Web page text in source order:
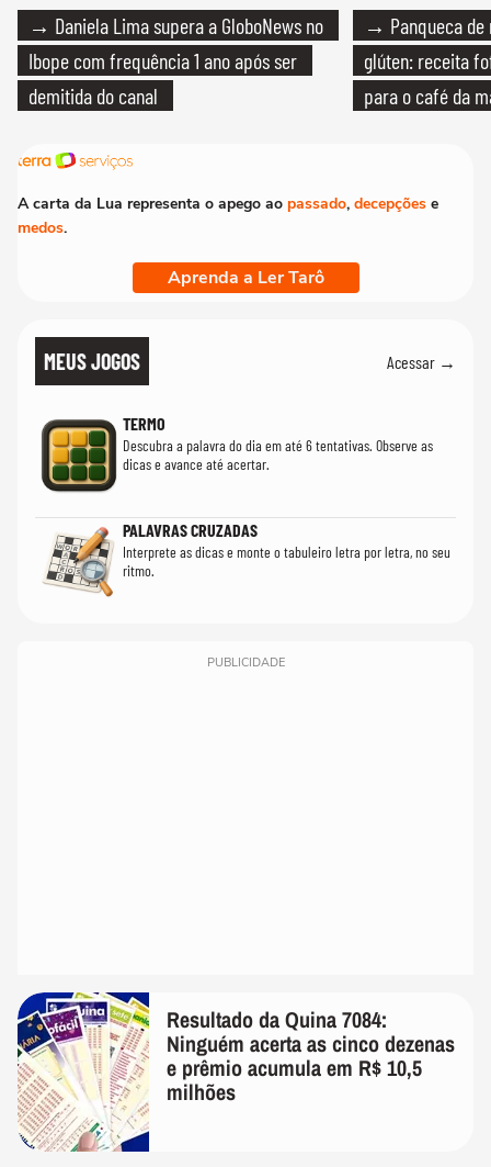
→ Daniela Lima supera a GloboNews no
Ibope com frequência 1 ano após ser
demitida do canal
→ Panqueca de
glúten: receita
para o café da
A carta da Lua representa o apego ao passado, decepções e
medos.
Aprenda a Ler Tarô
MEUS JOGOS Acessar →
TERMO
Descubra a palavra do dia em até 6 tentativas. Observe as
dicas e avance até acertar.
PALAVRAS CRUZADAS
Interprete as dicas e monte o tabuleiro letra por letra, no seu
ritmo.
PUBLICIDADE
Resultado da Quina 7084:
Ninguém acerta as cinco dezenas
e prêmio acumula em R$ 10,5
milhões